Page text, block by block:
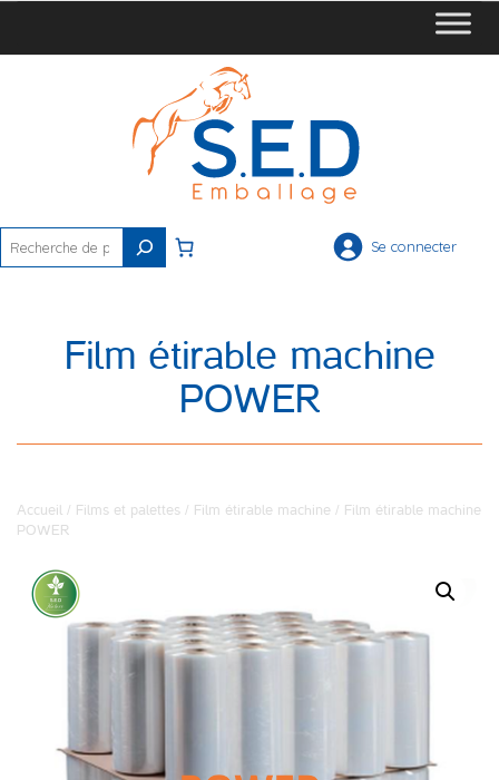
Rechercher
Se connecter
Film étirable machine
POWER
Accueil / Films et palettes / Film étirable machine / Film étirable machine
POWER